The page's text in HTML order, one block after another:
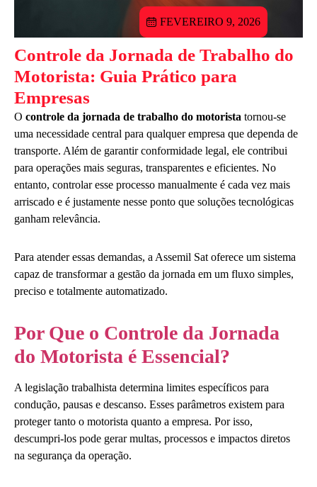
FEVEREIRO 9, 2026
Controle da Jornada de Trabalho do
Motorista: Guia Prático para
Empresas
O controle da jornada de trabalho do motorista tornou-se
uma necessidade central para qualquer empresa que dependa de
transporte. Além de garantir conformidade legal, ele contribui
para operações mais seguras, transparentes e eficientes. No
entanto, controlar esse processo manualmente é cada vez mais
arriscado e é justamente nesse ponto que soluções tecnológicas
ganham relevância.
Para atender essas demandas, a Assemil Sat oferece um sistema
capaz de transformar a gestão da jornada em um fluxo simples,
preciso e totalmente automatizado.
Por Que o Controle da Jornada
do Motorista é Essencial?
A legislação trabalhista determina limites específicos para
condução, pausas e descanso. Esses parâmetros existem para
proteger tanto o motorista quanto a empresa. Por isso,
descumpri-los pode gerar multas, processos e impactos diretos
na segurança da operação.